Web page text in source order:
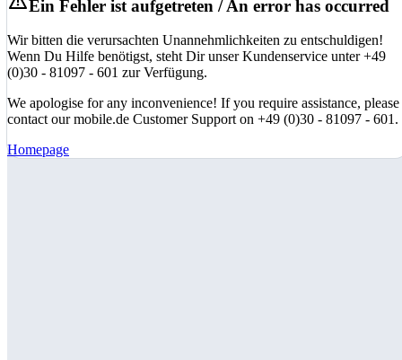
Ein Fehler ist aufgetreten / An error has occurred
Wir bitten die verursachten Unannehmlichkeiten zu entschuldigen!
Wenn Du Hilfe benötigst, steht Dir unser Kundenservice unter +49
(0)30 - 81097 - 601 zur Verfügung.
We apologise for any inconvenience! If you require assistance, please
contact our mobile.de Customer Support on +49 (0)30 - 81097 - 601.
Homepage